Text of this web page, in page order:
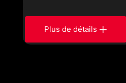
Plus de détails